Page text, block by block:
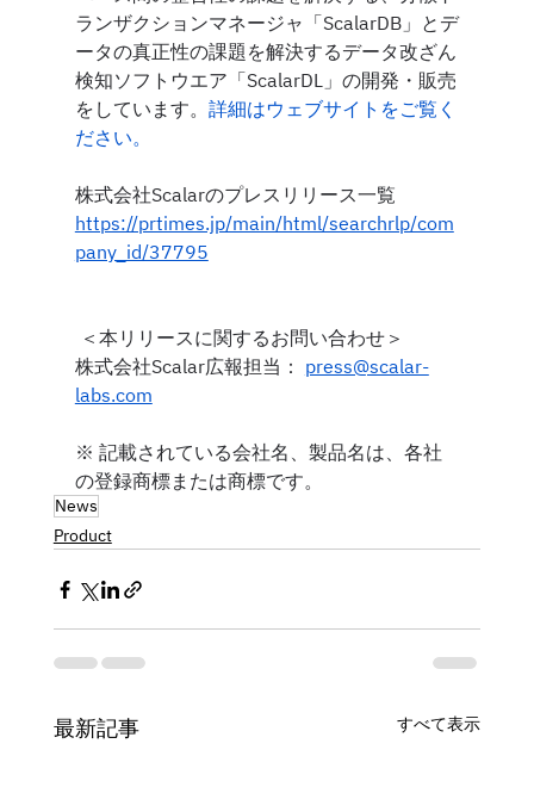
ランザクションマネージャ「ScalarDB」とデ
ータの真正性の課題を解決するデータ改ざん
検知ソフトウエア「ScalarDL」の開発・販売
をしています。 詳細はウェブサイトをご覧く
ださい。
株式会社Scalarのプレスリリース⼀覧
https://prtimes.jp/main/html/searchrlp/com
pany_id/37795
＜本リリースに関するお問い合わせ＞
株式会社Scalar広報担当： press@scalar-
labs.com
※ 記載されている会社名、製品名は、各社
の登録商標または商標です。
News
Product
最新記事 すべて表示